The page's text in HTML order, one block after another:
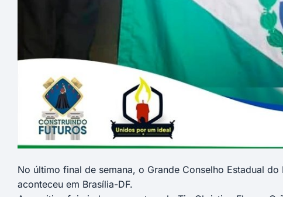
No último final de semana, o Grande Conselho Estadual
aconteceu em Brasília-DF.